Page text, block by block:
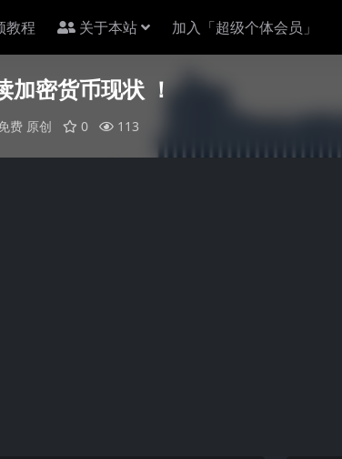
教程 关于本站 加入「超级个体会员」
加密货币现状 ！
费 原创 0 113